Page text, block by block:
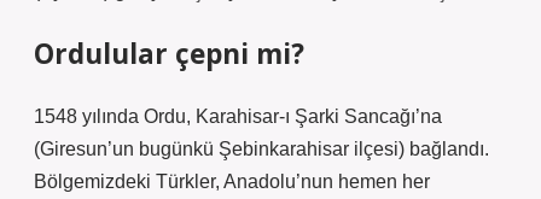
Ordulular çepni mi?
1548 yılında Ordu, Karahisar-ı Şarki Sancağı’na
(Giresun’un bugünkü Şebinkarahisar ilçesi) bağlandı.
Bölgemizdeki Türkler, Anadolu’nun hemen her